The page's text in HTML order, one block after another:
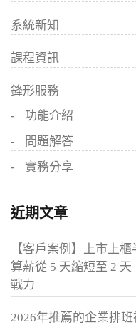
系統新知
課程資訊
鋒形服務
功能介紹
問題解答
實務分享
近期文章
【客戶案例】上市上
算薪從 5 天縮短至 2 天
戰力
2026年推薦的企業排班